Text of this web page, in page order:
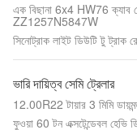
এক বিছানা 6x4 HW76 ক্যাব
ZZ1257N5847W
সিনোট্রাক লাইট ডিউটি ​​টু ট্রাক
ভারি দায়িত্ব সেমি ট্রেলার
12.00R22 টায়ার 3 মিমি
ফুওয়া 60 টন এক্সটেন্ডেবল